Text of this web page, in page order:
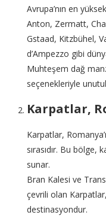
Avrupa’nın en
Anton, Zermatt,
Gstaad, Kitzbühel,
d’Ampezzo gibi
Muhteşem dağ
seçenekleriyle
Karpatlar,
Karpatlar,
sırasıdır. Bu
sunar.
Bran Kalesi ve
çevrili olan
destinasyondur.